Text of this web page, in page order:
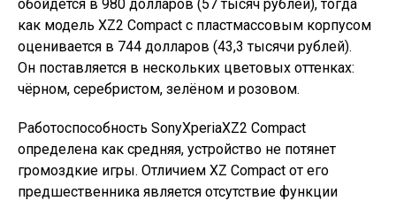
обойдется в 980 долларов (57 тысяч рублей), тогда
как модель XZ2 Compact с пластмассовым корпусом
оценивается в 744 долларов (43,3 тысячи рублей).
Он поставляется в нескольких цветовых оттенках:
чёрном, серебристом, зелёном и розовом.
Работоспособность SonyXperiaXZ2 Compact
определена как средняя, устройство не потянет
громоздкие игры. Отличием XZ Compact от его
предшественника является отсутствие функции